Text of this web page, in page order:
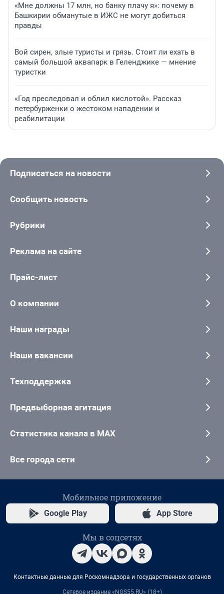
«Мне должны 17 млн, но банку плачу я»: почему в
Башкирии обманутые в ИЖС не могут добиться
правды
Вой сирен, злые туристы и грязь. Стоит ли ехать в
самый большой аквапарк в Геленджике — мнение
туристки
«Год преследовал и облил кислотой». Рассказ
петербурженки о жестоком нападении и
реабилитации
Подписаться на новости
Сообщить новость
Рубрики
Реклама на сайте
Прайс-лист
О компании
Наши награды
Наши вакансии
Техподдержка
Предвыборная агитация
Статистика канала в MAX
Все города сети
Мобильное приложение
Google Play App Store
Мы в соцсетях
Контактные данные для Роскомнадзора и государственных органов
Сетевое издание «NGS55.RU» (18+)